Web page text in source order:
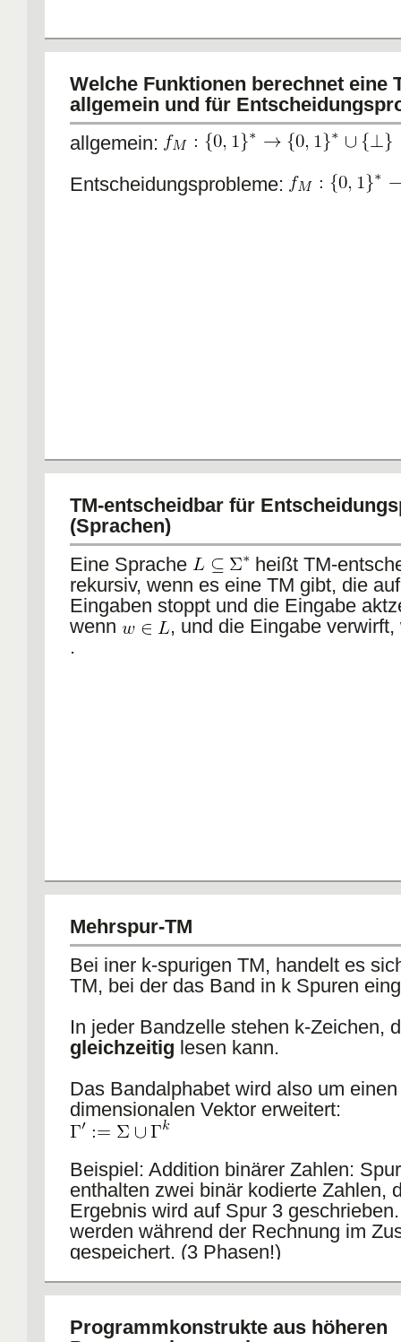
Welche Funktionen berechnet eine
allgemein und für
allgemein:
Entscheidungsprobleme:
TM-entscheidbar für
(Sprachen)
Eine Sprache
heißt TM-
rekursiv, wenn es eine TM gibt, die
Eingaben stoppt und die Eingabe
wenn
, und die Eingabe
.
Mehrspur-TM
Bei iner k-spurigen TM, handelt es
TM, bei der das Band in k Spuren
In jeder Bandzelle stehen k-Zeichen,
gleichzeitig lesen kann.
Das Bandalphabet wird also um
dimensionalen Vektor erweitert:
Beispiel: Addition binärer Zahlen:
enthalten zwei binär kodierte Zahlen,
Ergebnis wird auf Spur 3
werden während der Rechnung im
gespeichert. (3 Phasen!)
Programmkonstrukte aus höheren